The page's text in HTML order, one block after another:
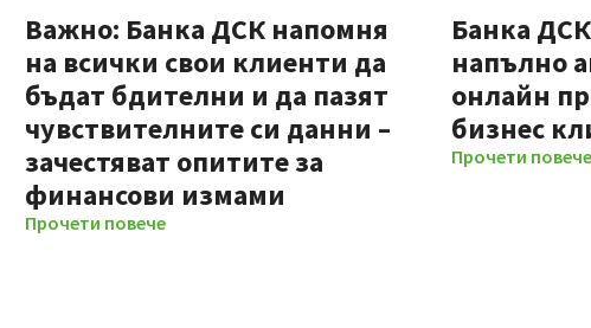
Важно: Банка ДСК напомня
на всички свои клиенти да
бъдат бдителни и да пазят
чувствителните си данни –
зачестяват опитите за
финансови измами
Прочети повече
Банка
напълно
онлайн
бизнес
Прочети повече